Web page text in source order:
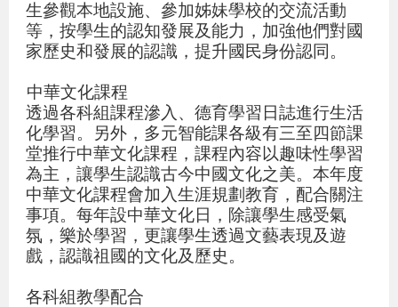
生參觀本地設施、參加姊妹學校的交流活動
等，按學生的認知發展及能力，加強他們對國
家歷史和發展的認識，提升國民身份認同。
中華文化課程
透過各科組課程滲入、德育學習日誌進行生活
化學習。另外，多元智能課各級有三至四節課
堂推行中華文化課程，課程內容以趣味性學習
為主，讓學生認識古今中國文化之美。本年度
中華文化課程會加入生涯規劃教育，配合關注
事項。每年設中華文化日，除讓學生感受氣
氛，樂於學習，更讓學生透過文藝表現及遊
戲，認識祖國的文化及歷史。
各科組教學配合